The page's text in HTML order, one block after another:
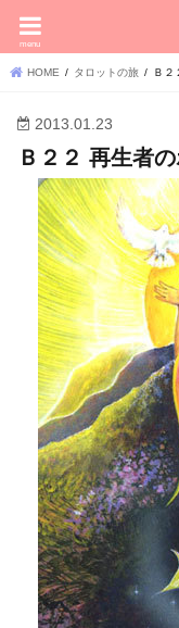
menu
HOME タロットの旅 Ｂ
2013.01.23
Ｂ２２ 再生者